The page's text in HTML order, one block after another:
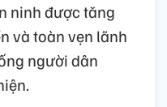
ninh được tăng
và toàn vẹn lãnh
người dân